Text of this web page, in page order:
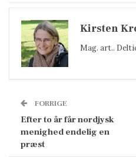
Kirsten
Mag. art..
FORRIGE
Efter to år får nordjysk
menighed endelig en
præst